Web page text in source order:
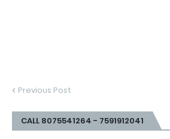
Previous Post
CALL 8075541264 - 7591912041